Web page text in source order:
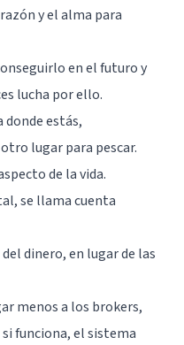
y el alma para
en el futuro y
lucha por ello.
donde estás,
lugar para pescar.
de la vida.
se llama cuenta
dinero, en lugar de las
menos a los brokers,
funciona, el sistema